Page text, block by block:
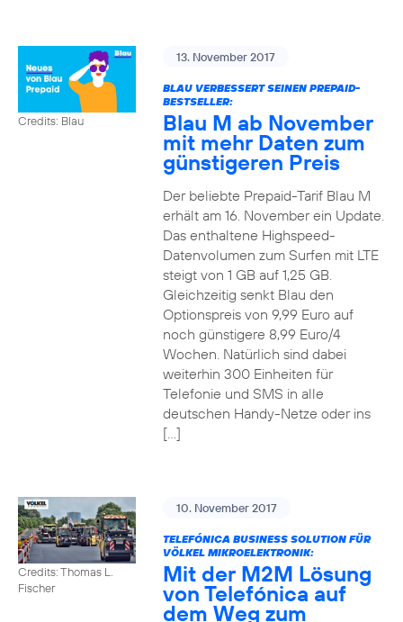
Credits: Blau
13. November 2017
BLAU VERBESSERT SEINEN PREPAID-
BESTSELLER:
Blau M ab November
mit mehr Daten zum
günstigeren Preis
Der beliebte Prepaid-Tarif Blau M
erhält am 16. November ein Update.
Das enthaltene Highspeed-
Datenvolumen zum Surfen mit LTE
steigt von 1 GB auf 1,25 GB.
Gleichzeitig senkt Blau den
Optionspreis von 9,99 Euro auf
noch günstigere 8,99 Euro/4
Wochen. Natürlich sind dabei
weiterhin 300 Einheiten für
Telefonie und SMS in alle
deutschen Handy-Netze oder ins
[…]
Credits: Thomas L.
Fischer
10. November 2017
TELEFÓNICA BUSINESS SOLUTION FÜR
VÖLKEL MIKROELEKTRONIK:
Mit der M2M Lösung
von Telefónica auf
dem Weg zum